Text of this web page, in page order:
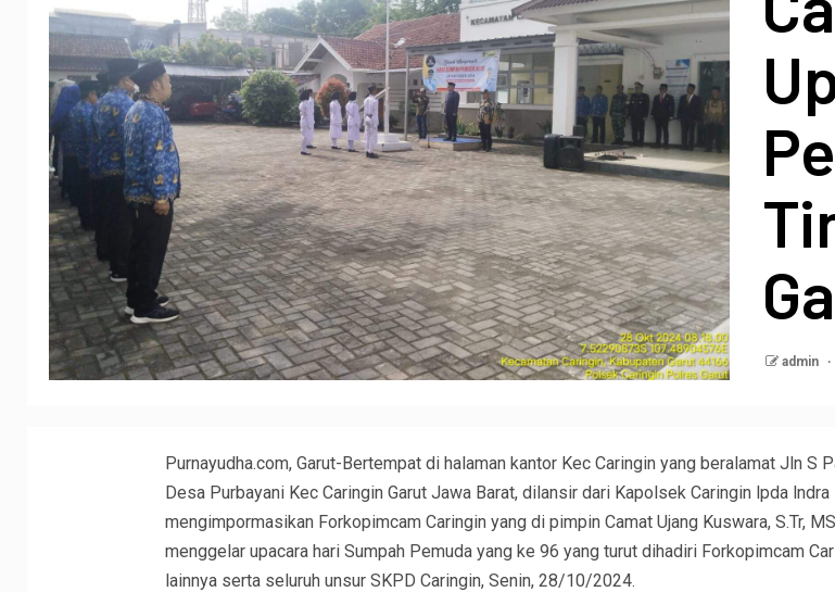
admin
Purnayudha.com, Garut-Bertempat di halaman kantor Kec Caringin yang beralamat Jln S
Desa Purbayani Kec Caringin Garut Jawa Barat, dilansir dari Kapolsek Caringin lpda lndra
mengimpormasikan Forkopimcam Caringin yang di pimpin Camat Ujang Kuswara, S.Tr,
menggelar upacara hari Sumpah Pemuda yang ke 96 yang turut dihadiri Forkopimcam
lainnya serta seluruh unsur SKPD Caringin, Senin, 28/10/2024.